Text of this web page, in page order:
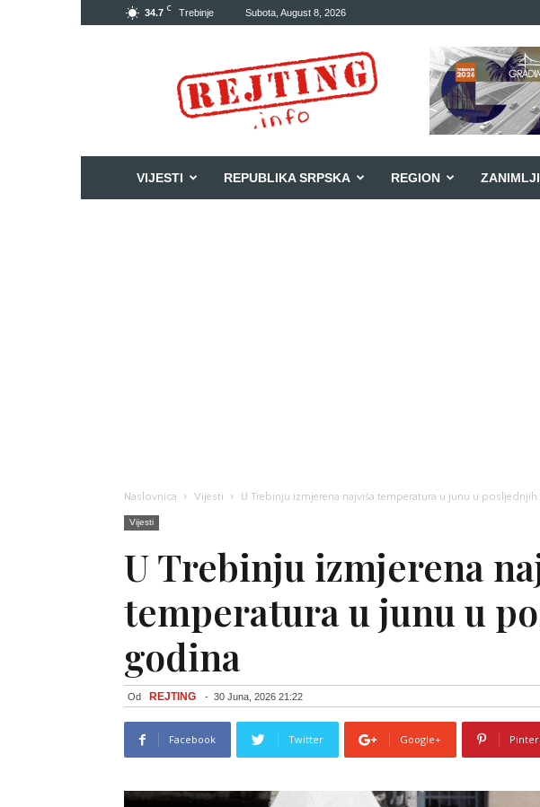
34.7 C Trebinje Subota, August 8, 2026
VIJESTI REPUBLIKA SRPSKA REGION
Naslovnica Vijesti U Trebinju izmjerena najviša temperatura u junu u posljednjih
Vijesti
U Trebinju izmjerena
temperatura u junu u
godina
Od REJTING - 30 Juna, 2026 21:22
Facebook Twitter Google+